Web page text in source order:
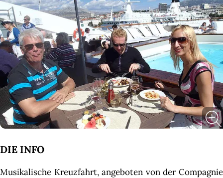
DIE INFO
Musikalische Kreuzfahrt, angeboten von der Compagnie